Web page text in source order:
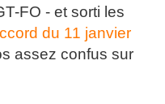
FO - et sorti les
du 11 janvier
assez confus sur